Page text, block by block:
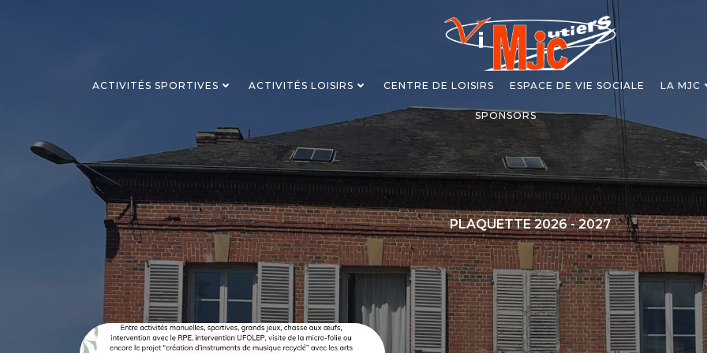
ACTIVITÉS SPORTIVES ACTIVITÉS LOISIRS CENTRE DE LOISIRS ESPACE DE VIE SOCIALE LA MJC
SPONSORS
PLAQUETTE 2026 - 2027